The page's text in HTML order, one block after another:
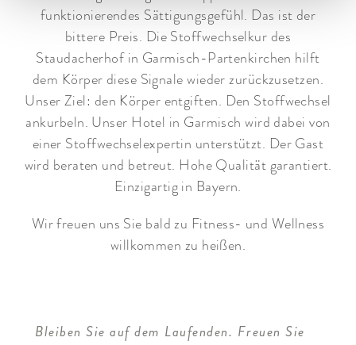
funktionierendes Sättigungsgefühl. Das ist der
bittere Preis. Die Stoffwechselkur des
Staudacherhof in Garmisch-Partenkirchen hilft
dem Körper diese Signale wieder zurückzusetzen.
Unser Ziel: den Körper entgiften. Den Stoffwechsel
ankurbeln. Unser Hotel in Garmisch wird dabei von
einer Stoffwechselexpertin unterstützt. Der Gast
wird beraten und betreut. Hohe Qualität garantiert.
Einzigartig in Bayern.
Wir freuen uns Sie bald zu Fitness- und Wellness
willkommen zu heißen.
Bleiben Sie auf dem Laufenden. Freuen Sie